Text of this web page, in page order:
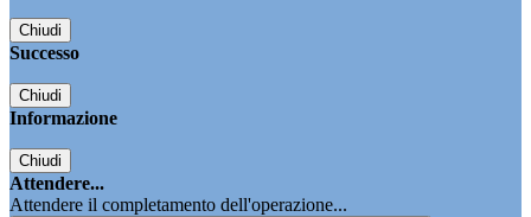
Chiudi
Successo
Chiudi
Informazione
Chiudi
Attendere...
Attendere il completamento dell'operazione...